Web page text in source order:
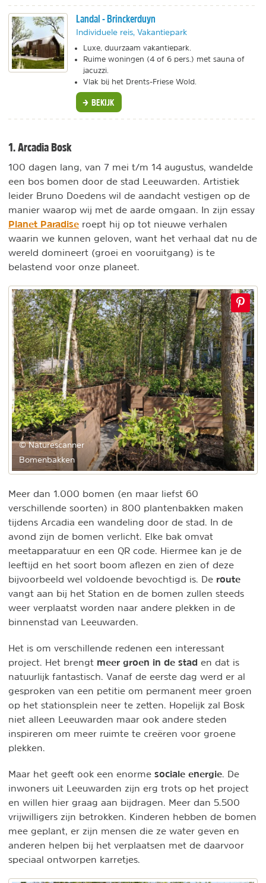
Landal - Brinckerduyn
Individuele reis, Vakantiepark
Luxe, duurzaam vakantiepark.
Ruime woningen (4 of 6 pers.) met sauna of
jacuzzi.
Vlak bij het Drents-Friese Wold.
BEKIJK
1. Arcadia Bosk
100 dagen lang, van 7 mei t/m 14 augustus, wandelde
een bos bomen door de stad Leeuwarden. Artistiek
leider Bruno Doedens wil de aandacht vestigen op de
manier waarop wij met de aarde omgaan. In zijn essay
Planet Paradise roept hij op tot nieuwe verhalen
waarin we kunnen geloven, want het verhaal dat nu de
wereld domineert (groei en vooruitgang) is te
belastend voor onze planeet.
© Naturescanner
Bomenbakken
Meer dan 1.000 bomen (en maar liefst 60
verschillende soorten) in 800 plantenbakken maken
tijdens Arcadia een wandeling door de stad. In de
avond zijn de bomen verlicht. Elke bak omvat
meetapparatuur en een QR code. Hiermee kan je de
leeftijd en het soort boom aflezen en zien of deze
bijvoorbeeld wel voldoende bevochtigd is. De route
vangt aan bij het Station en de bomen zullen steeds
weer verplaatst worden naar andere plekken in de
binnenstad van Leeuwarden.
Het is om verschillende redenen een interessant
project. Het brengt meer groen in de stad en dat is
natuurlijk fantastisch. Vanaf de eerste dag werd er al
gesproken van een petitie om permanent meer groen
op het stationsplein neer te zetten. Hopelijk zal Bosk
niet alleen Leeuwarden maar ook andere steden
inspireren om meer ruimte te creëren voor groene
plekken.
Maar het geeft ook een enorme sociale energie. De
inwoners uit Leeuwarden zijn erg trots op het project
en willen hier graag aan bijdragen. Meer dan 5.500
vrijwilligers zijn betrokken. Kinderen hebben de bomen
mee geplant, er zijn mensen die ze water geven en
anderen helpen bij het verplaatsen met de daarvoor
speciaal ontworpen karretjes.